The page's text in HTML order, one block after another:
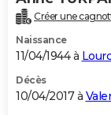
Créer une
Naissance
11/04/1944 à
Décès
10/04/2017 à